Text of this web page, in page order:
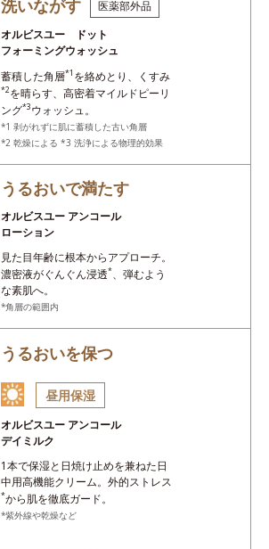
洗いながす
医薬部外品
オルビスユー ドット
フォーミングウォッシュ
蓄積した角層*1 を絡めとり、くすみ
*2を晴らす、高密着マイルドピーリ
ング*3ウォッシュ。
1 剥がれずに肌に蓄積した古い角層
2 乾燥による *3 洗浄による物理的効果
うるおいで満たす
オルビスユー アンコール
ローション
見た目年齢に根本からアプローチ。
濃密液がぐんぐん浸透*、弾むよう
な素肌へ。
角層の範囲内
うるおいを保つ
昼用保湿
オルビスユー アンコール
デイミルク
1本で保湿と日焼け止めを兼ねた日
中用高機能クリーム。外的ストレス
*から肌を徹底ガード。
紫外線や乾燥など